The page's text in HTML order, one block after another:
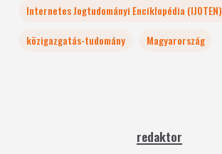
Internetes Jogtudományi Enciklopédia (IJOTEN)
közigazgatás-tudomány
Magyarország
redaktor